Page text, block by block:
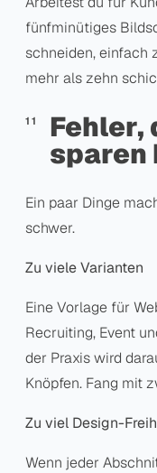
fünfminütiges
schneiden, einfach
mehr als zehn
Fehler,
sparen
Ein paar Dinge
schwer.
Zu viele Varianten
Eine Vorlage für
Recruiting, Event
der Praxis wird
Knöpfen. Fang mit
Zu viel Design-
Wenn jeder